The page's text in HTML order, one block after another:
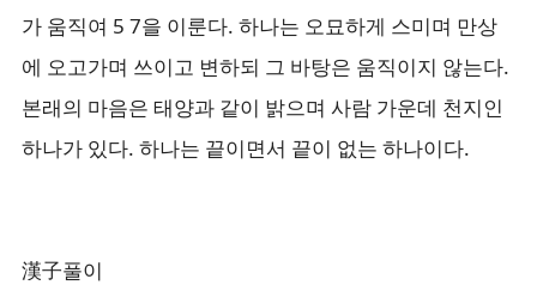
가 움직여 5 7을 이룬다. 하나는 오묘하게 스미며 만상
에 오고가며 쓰이고 변하되 그 바탕은 움직이지 않는다.
본래의 마음은 태양과 같이 밝으며 사람 가운데 천지인
하나가 있다. 하나는 끝이면서 끝이 없는 하나이다.
漢子풀이